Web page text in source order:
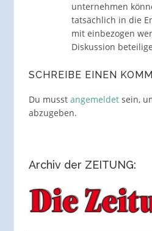
unternehmen
tatsächlich in die
mit einbezogen
Diskussion
SCHREIBE EINEN
Du musst angemeldetsein,
abzugeben.
Archiv der ZEITUNG: